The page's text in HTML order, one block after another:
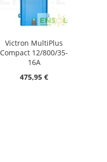
Victron MultiPlus
Compact 12/800/35-
16A
475,95 €